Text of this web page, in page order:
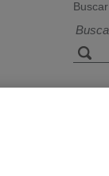
Buscar